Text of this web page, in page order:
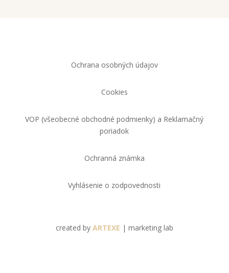
Ochrana osobných údajov
Cookies
VOP (všeobecné obchodné podmienky) a Reklamačný
poriadok
Ochranná známka
Vyhlásenie o zodpovednosti
created by ARTEXE | marketing lab